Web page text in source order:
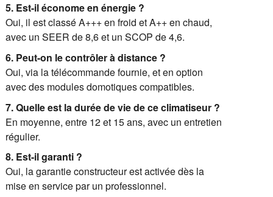
5. Est-il économe en énergie ?
Oui, il est classé A+++ en froid et A++ en chaud,
avec un SEER de 8,6 et un SCOP de 4,6.
6. Peut-on le contrôler à distance ?
Oui, via la télécommande fournie, et en option
avec des modules domotiques compatibles.
7. Quelle est la durée de vie de ce climatiseur ?
En moyenne, entre 12 et 15 ans, avec un entretien
régulier.
8. Est-il garanti ?
Oui, la garantie constructeur est activée dès la
mise en service par un professionnel.